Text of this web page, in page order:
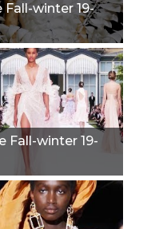
Fall-winter 19-
Fall-winter 19-